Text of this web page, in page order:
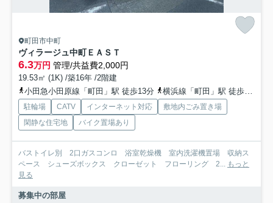
町田市中町
ヴィラージュ中町ＥＡＳＴ
6.3万円 管理/共益費2,000円
19.53㎡ (1K) /築16年 /2階建
小田急小田原線「町田」駅 徒歩13分
横浜線「町田」駅 徒歩18分
駐輪場 CATV インターネット対応
敷地内ごみ置き場
閑静な住宅地
バイク置場あり
バストイレ別 2口ガスコンロ 浴室乾燥機 室内洗濯機置場 収納ス
ペース シューズボックス クローゼット フローリング 2... もっと
見る
募集中の部屋